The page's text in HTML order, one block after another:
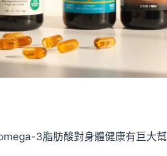
3脂肪酸對身體健康有巨大